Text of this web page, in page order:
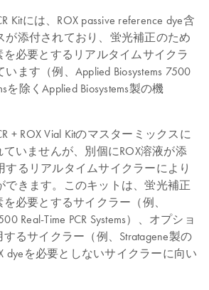
Kitには、ROX passive reference dye含
が添付されており、蛍光補正のため
を必要とするリアルタイムサイクラ
ます（例、Applied Biosystems 7500
を除くApplied Biosystems製の機
+ ROX Vial Kitのマスターミックスに
ていませんが、別個にROX溶液が添
するリアルタイムサイクラーにより
できます。このキットは、蛍光補正
必要とするサイクラー（例、
Real-Time PCR Systems）、オプショ
するサイクラー（例、Stratagene製の
dyeを必要としないサイクラーに向い